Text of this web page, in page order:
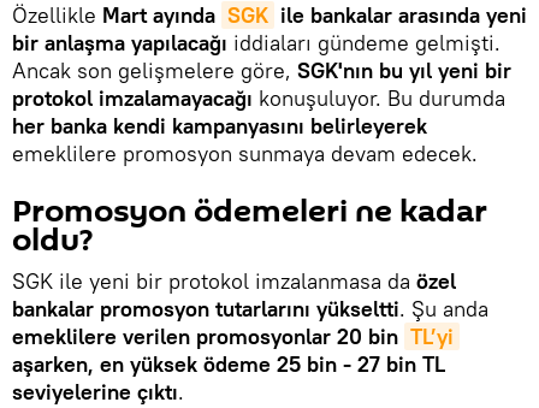
Özellikle Mart ayında SGK ile bankalar arasında yeni
bir anlaşma yapılacağı iddiaları gündeme gelmişti.
Ancak son gelişmelere göre, SGK'nın bu yıl yeni bir
protokol imzalamayacağı konuşuluyor. Bu durumda
her banka kendi kampanyasını belirleyerek
emeklilere promosyon sunmaya devam edecek.
Promosyon ödemeleri ne kadar
oldu?
SGK ile yeni bir protokol imzalanmasa da özel
bankalar promosyon tutarlarını yükseltti. Şu anda
emeklilere verilen promosyonlar 20 bin TL’yi
aşarken, en yüksek ödeme 25 bin - 27 bin TL
seviyelerine çıktı.